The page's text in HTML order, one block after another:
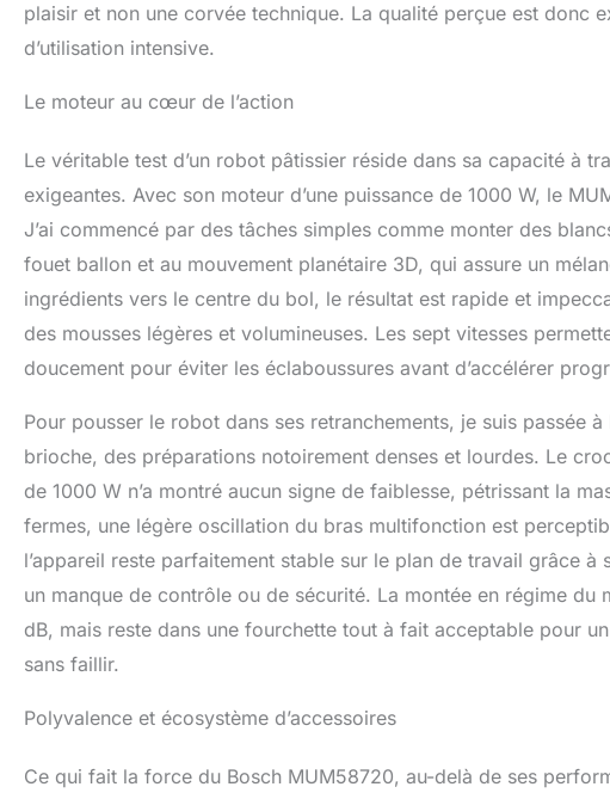
plaisir et non une corvée technique. La qualité perçue est donc
d’utilisation intensive.
Le moteur au cœur de l’action
Le véritable test d’un robot pâtissier réside dans sa capacité à
exigeantes. Avec son moteur d’une puissance de 1000 W, le
J’ai commencé par des tâches simples comme monter des
fouet ballon et au mouvement planétaire 3D, qui assure un
ingrédients vers le centre du bol, le résultat est rapide et
des mousses légères et volumineuses. Les sept vitesses
doucement pour éviter les éclaboussures avant d’accélérer
Pour pousser le robot dans ses retranchements, je suis passée
brioche, des préparations notoirement denses et lourdes. Le
de 1000 W n’a montré aucun signe de faiblesse, pétrissant la
fermes, une légère oscillation du bras multifonction est
l’appareil reste parfaitement stable sur le plan de travail grâce à
un manque de contrôle ou de sécurité. La montée en régime
dB, mais reste dans une fourchette tout à fait acceptable pour
sans faillir.
Polyvalence et écosystème d’accessoires
Ce qui fait la force du Bosch MUM58720, au-delà de ses